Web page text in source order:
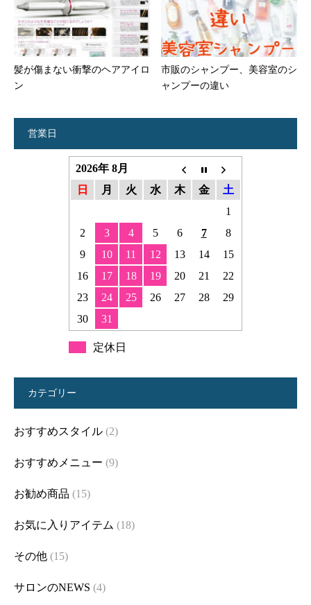
髪が傷まない衝撃のヘアアイロ
ン
市販のシャンプー、美容室のシ
ャンプーの違い
営業日
2026年 8月
日
月 火 水 木 金
土
1
2
3 4 5 6 7
8
9
10 11 12 13 14
15
16
17 18 19 20 21
22
23
24 25 26 27 28
29
30
31
定休日
カテゴリー
おすすめスタイル (2)
おすすめメニュー (9)
お勧め商品 (15)
お気に入りアイテム (18)
その他 (15)
サロンのNEWS (4)